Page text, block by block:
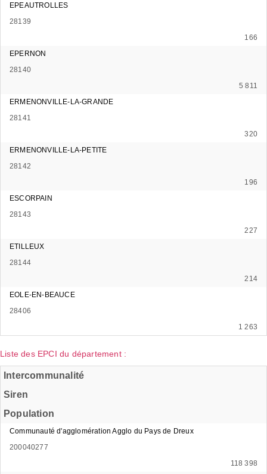
EPEAUTROLLES
28139
166
EPERNON
28140
5 811
ERMENONVILLE-LA-GRANDE
28141
320
ERMENONVILLE-LA-PETITE
28142
196
ESCORPAIN
28143
227
ETILLEUX
28144
214
EOLE-EN-BEAUCE
28406
1 263
Liste des EPCI du département :
Intercommunalité
Siren
Population
Communauté d'agglomération Agglo du Pays de Dreux
200040277
118 398